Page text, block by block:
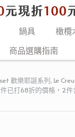
鍋具 橄欖
商品選購指南
歡樂耶誕系列, Le
已打68折的價格，2